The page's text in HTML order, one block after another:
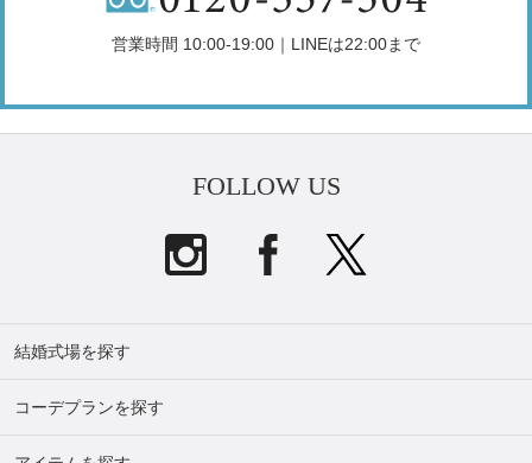
営業時間 10:00-19:00｜LINEは22:00まで
FOLLOW US
結婚式場を探す
コーデプランを探す